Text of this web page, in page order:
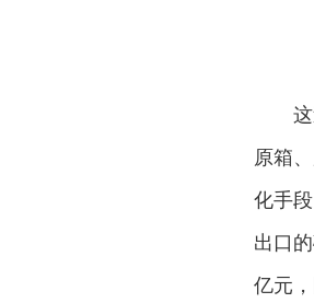
原箱
化手
出口
亿元